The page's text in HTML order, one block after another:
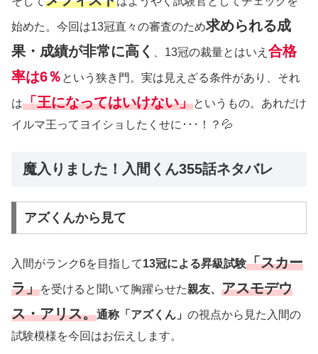
始めた。今回は13冠直々の審査のため求められる成
果・成績が非常に高く
、13冠の裁量とはいえ 合格
率は6％ という狭き門。実は見えざる条件があり、それ
は「王になってはいけない」というもの。あれだけ
イルマ王ってヨイショしたくせに･･･！？💦
魔入りました！入間くん355話ネタバレ
アズくんから見て
入間がランク6を目指して13冠による昇級試験「スカー
ラ」を受けると聞いて胸躍らせた親友、 アスモデウ
ス・アリス。通称「アズくん」 の視点から見た入間の
試験模様を今回はお伝えします。